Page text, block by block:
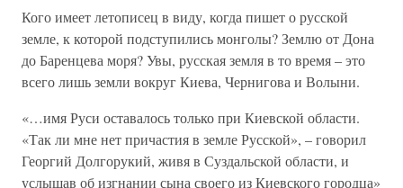
Кого имеет летописец в виду, когда пишет о русской
земле, к которой подступились монголы? Землю от Дона
до Баренцева моря? Увы, русская земля в то время – это
всего лишь земли вокруг Киева, Чернигова и Волыни.
«…имя Руси оставалось только при Киевской области.
«Так ли мне нет причастия в земле Русской», – говорил
Георгий Долгорукий, живя в Суздальской области, и
услышав об изгнании сына своего из Киевского городца»